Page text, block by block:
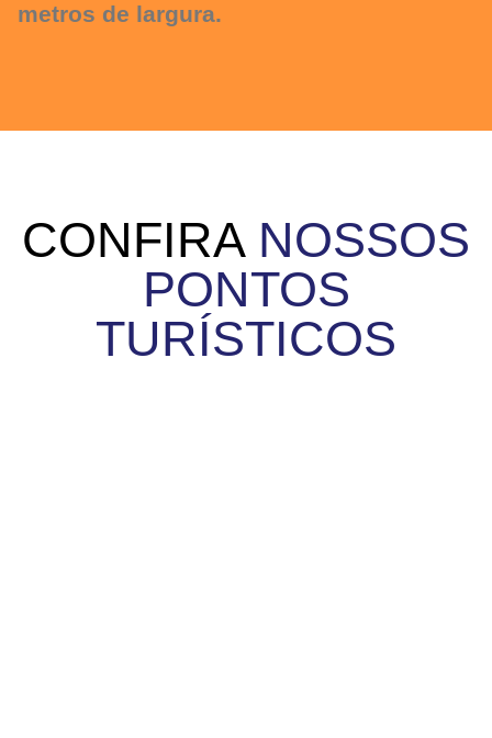
metros de largura.
CONFIRA NOSSOS
PONTOS
TURÍSTICOS